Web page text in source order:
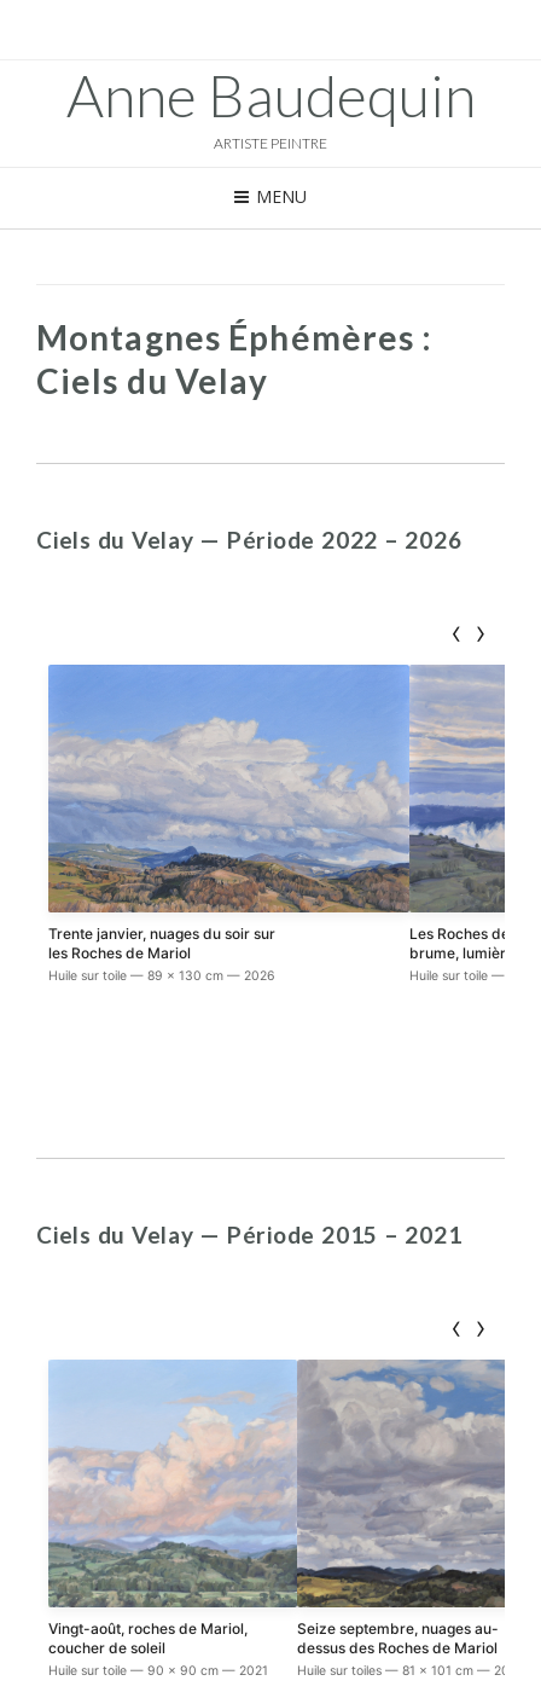
Anne Baudequin
ARTISTE PEINTRE
MENU
Montagnes Éphémères :
Ciels du Velay
Ciels du Velay — Période 2022 – 2026
‹ ›
Trente janvier, nuages du soir sur
les Roches de Mariol
Huile sur toile — 89 x 130 cm — 2026
Les Roches de
brume, lumière du
Huile sur toile — 89
Ciels du Velay — Période 2015 – 2021
‹ ›
Vingt-août, roches de Mariol,
coucher de soleil
Huile sur toile — 90 x 90 cm — 2021
Seize septembre, nuages au-
dessus des Roches de Mariol
Huile sur toiles — 81 x 101 cm — 2021